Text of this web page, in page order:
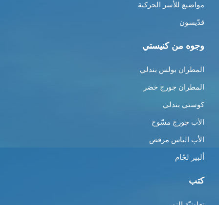
مواضيع للأسر الحركية
قدّيسون
وجوه من كنيستي
المطران بولس بندلي
المطران جورج خضر
كوستي بندلي
الأب جورج مسّوح
الأب الياس مرقص
ألبير لحّام
كتب